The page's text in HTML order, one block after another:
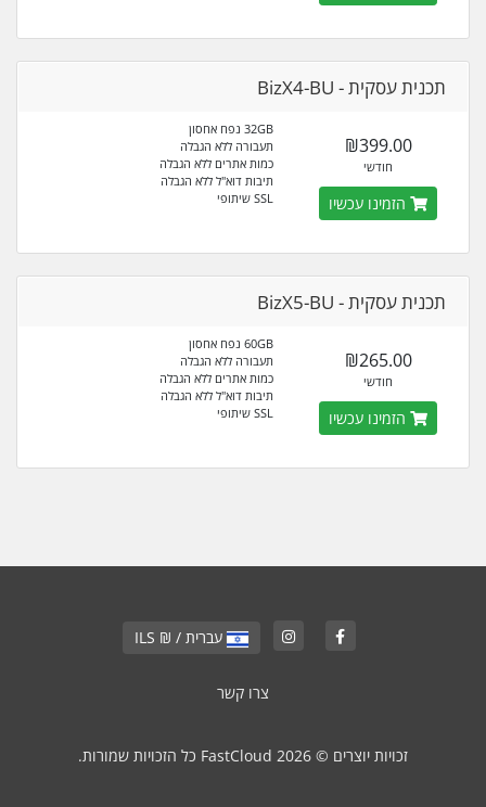
תכנית עסקית - BizX4-BU
32GB נפח אחסון
תעבורה ללא הגבלה
כמות אתרים ללא הגבלה
תיבות דוא"ל ללא הגבלה
SSL שיתופי
₪399.00
חודשי
הזמינו עכשיו
תכנית עסקית - BizX5-BU
60GB נפח אחסון
תעבורה ללא הגבלה
כמות אתרים ללא הגבלה
תיבות דוא"ל ללא הגבלה
SSL שיתופי
₪265.00
חודשי
הזמינו עכשיו
עברית / ₪ ILS
צרו קשר
זכויות יוצרים © 2026 FastCloud כל הזכויות שמורות.